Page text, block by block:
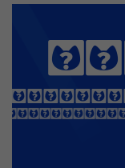
Sharpens